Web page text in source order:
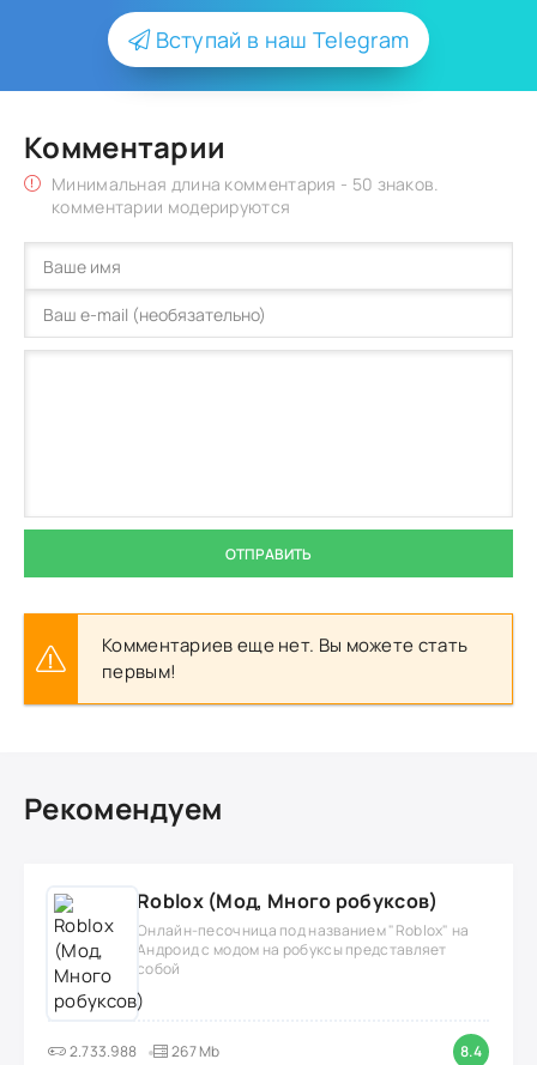
Вступай в наш Telegram
Комментарии
Минимальная длина комментария - 50 знаков.
комментарии модерируются
ОТПРАВИТЬ
Комментариев еще нет. Вы можете стать
первым!
Рекомендуем
Roblox (Мод, Много робуксов)
Онлайн-песочница под названием "Roblox" на
Андроид с модом на робуксы представляет
собой
2.733.988 267 Mb 8.4